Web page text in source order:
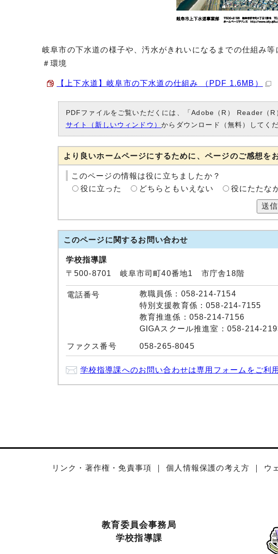
岐阜市の下水道の様子や、汚水がきれいになるまでの仕組み等
＃環境
【上下水道】岐阜市の下水道の仕組み （PDF 1.6MB）
PDFファイルをご覧いただくには、「Adobe（R） Reader（R
サイト（新しいウィンドウ）からダウンロード（無料）してくだ
より良いホームページにするために、ページのご感想を
このページの情報は役に立ちましたか？
役に立った
どちらともいえない 役にたたな
送信
このページに関するお問い合わせ
学校指導課
〒500-8701 岐阜市司町40番地1 市庁舎18階
電話番号
教職員係：058-214-7154
特別支援教育係：058-214-7155
教育推進係：058-214-7156
GIGAスクール推進室：058-214-
ファクス番号 058-265-8045
学校指導課へのお問い合わせは専用フォームをご利
リンク・著作権・免責事項 個人情報保護の考え方 ウ
教育委員会事務局
学校指導課